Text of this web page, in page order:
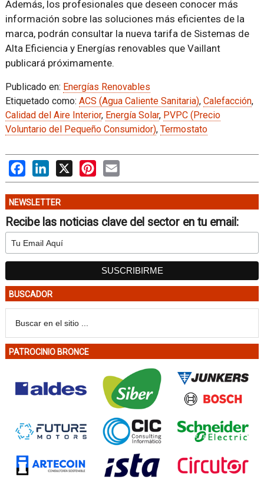
Además, los profesionales que deseen conocer más
información sobre las soluciones más eficientes de la
marca, podrán consultar la nueva tarifa de Sistemas de
Alta Eficiencia y Energías renovables que Vaillant
publicará próximamente.
Publicado en: Energías Renovables
Etiquetado como: ACS (Agua Caliente Sanitaria), Calefacción,
Calidad del Aire Interior, Energía Solar, PVPC (Precio
Voluntario del Pequeño Consumidor), Termostato
FacebookLinkedIn
X PinterestEmail
NEWSLETTER
Recibe las noticias clave del sector en tu email:
BUSCADOR
PATROCINIO BRONCE